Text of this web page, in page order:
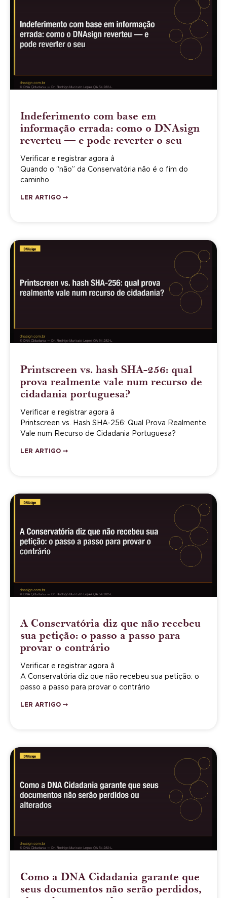
Indeferimento com base em
informação errada: como o DNAsign
reverteu — e pode reverter o seu
Verificar e registrar agora â
Quando o “não” da Conservatória não é o fim do
caminho
LER ARTIGO ➙
Printscreen vs. hash SHA-256: qual
prova realmente vale num recurso de
cidadania portuguesa?
Verificar e registrar agora â
Printscreen vs. Hash SHA-256: Qual Prova Realmente
Vale num Recurso de Cidadania Portuguesa?
LER ARTIGO ➙
A Conservatória diz que não recebeu
sua petição: o passo a passo para
provar o contrário
Verificar e registrar agora â
A Conservatória diz que não recebeu sua petição: o
passo a passo para provar o contrário
LER ARTIGO ➙
Como a DNA Cidadania garante que
seus documentos não serão perdidos,